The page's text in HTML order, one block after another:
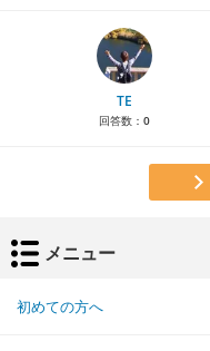
TE
回答数： 0
メニュー
初めての方へ